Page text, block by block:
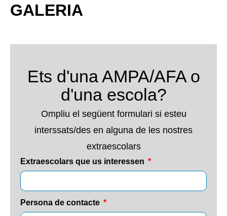
GALERIA
Ets d'una AMPA/AFA o
d'una escola?
Ompliu el següent formulari si esteu
interssats/des en alguna de les nostres
extraescolars
Extraescolars que us interessen
Persona de contacte